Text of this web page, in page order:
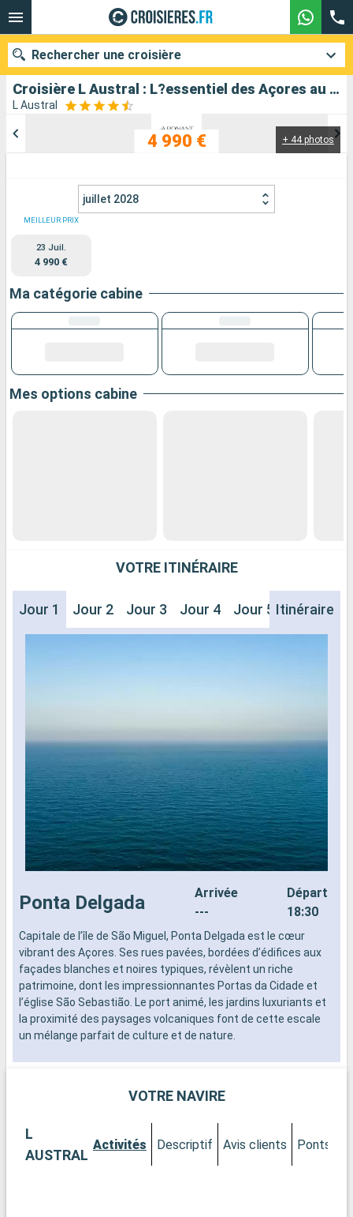
Croisière L Austral : L?essentiel des Açores au départ de Ponta Delgada
L Austral
+ 44 photos
4 990 €
juillet 2028
MEILLEUR PRIX
23 Juil.
4 990 €
Ma catégorie cabine
Mes options cabine
VOTRE ITINÉRAIRE
Jour 1 Jour 2 Jour 3 Jour 4 Jour 5 Jour 6
Itinéraire
Ponta Delgada
Arrivée
---
Départ
18:30
Capitale de l’île de São Miguel, Ponta Delgada est le cœur
vibrant des Açores. Ses rues pavées, bordées d’édifices aux
façades blanches et noires typiques, révèlent un riche
patrimoine, dont les impressionnantes Portas da Cidade et
l’église São Sebastião. Le port animé, les jardins luxuriants et
la proximité des paysages volcaniques font de cette escale
un mélange parfait de culture et de nature.
VOTRE NAVIRE
L
AUSTRAL
Activités Descriptif Avis clients Ponts
Rechercher une croisière
Ports Compagnies